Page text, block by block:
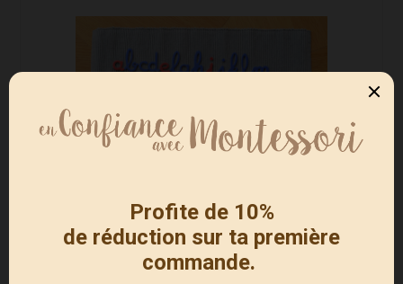
Pour conclure, je dirais que ce